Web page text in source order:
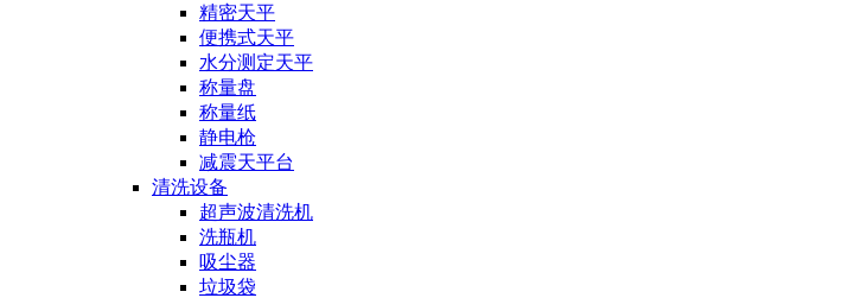
精密天平
便携式天平
水分测定天平
称量盘
称量纸
静电枪
减震天平台
清洗设备
超声波清洗机
洗瓶机
吸尘器
垃圾袋